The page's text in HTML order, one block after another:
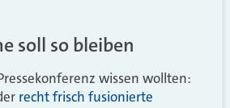
soll so bleiben
wissen wollten:
recht frisch fusionierte